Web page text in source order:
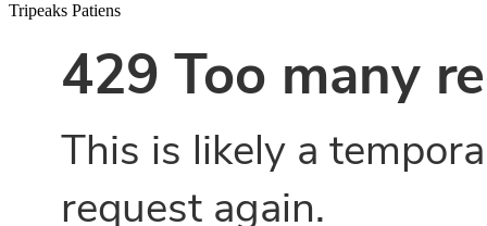
Tripeaks Patiens